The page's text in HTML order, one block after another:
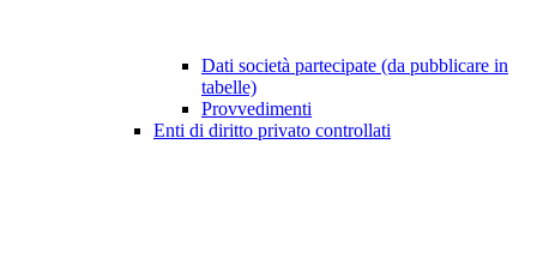
Dati società partecipate (da pubblicare in
tabelle)
Provvedimenti
Enti di diritto privato controllati